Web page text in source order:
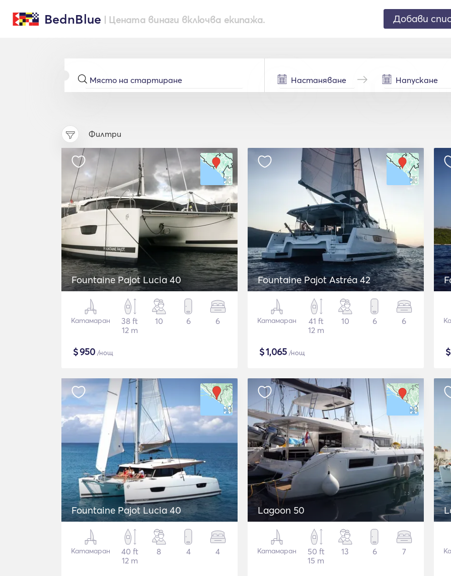
BednBlue | Цената винаги включва екипажа. Добави
Филтри
Fountaine Pajot Lucia 40
Катамаран
38 ft
12 m
10 6 6
$950 /нощ
Fountaine Pajot Astréa 42
Катамаран
41 ft
12 m
10 6 6
$1,065 /нощ
Fountaine Pajot Lucia 40
Катамаран
40 ft
12 m
8 4 4
Lagoon 50
Катамаран
50 ft
15 m
13 6 7